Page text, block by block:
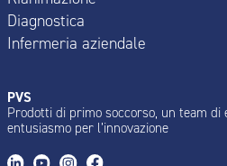
Diagnostica
Infermeria aziendale
PVS
Prodotti di primo soccorso, un team di
entusiasmo per l’innovazione